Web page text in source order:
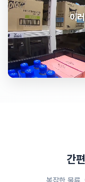
간